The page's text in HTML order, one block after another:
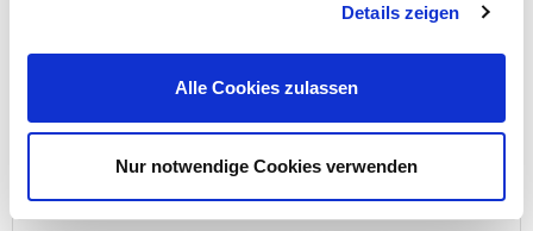
Details zeigen
Alle Cookies zulassen
Nur notwendige Cookies verwenden